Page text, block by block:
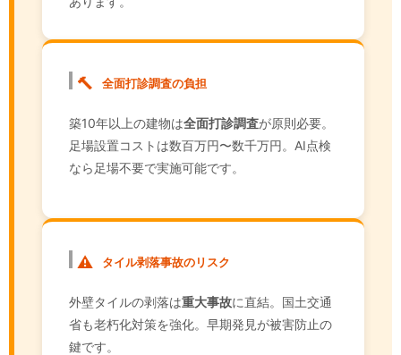
🔨 全面打診調査の負担
築10年以上の建物は全面打診調査が原則必要。
足場設置コストは数百万円〜数千万円。AI点検
なら足場不要で実施可能です。
⚠️ タイル剥落事故のリスク
外壁タイルの剥落は重大事故に直結。国土交通
省も老朽化対策を強化。早期発見が被害防止の
鍵です。